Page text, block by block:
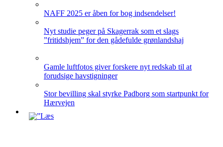
NAFF 2025 er åben for bog indsendelser!
Nyt studie peger på Skagerrak som et slags
”fritidshjem” for den gådefulde grønlandshaj
Gamle luftfotos giver forskere nyt redskab til at
forudsige havstigninger
Stor bevilling skal styrke Padborg som startpunkt for
Hærvejen